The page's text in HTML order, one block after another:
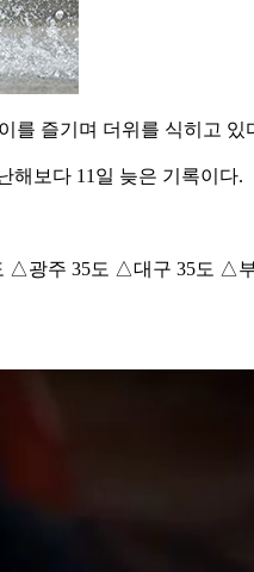
를 즐기며 더위를 식히고 있
해보다 11일 늦은 기록이다.
광주 35도 △대구 35도 △